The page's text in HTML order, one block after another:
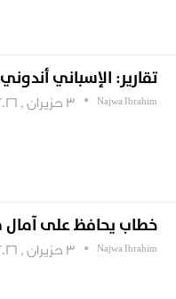
تقارير: الإسباني أندوني
Najwa Ibrahim 3 حزيران , 2026
خطاب يحافظ على آمال
Najwa Ibrahim 3 حزيران , 2026